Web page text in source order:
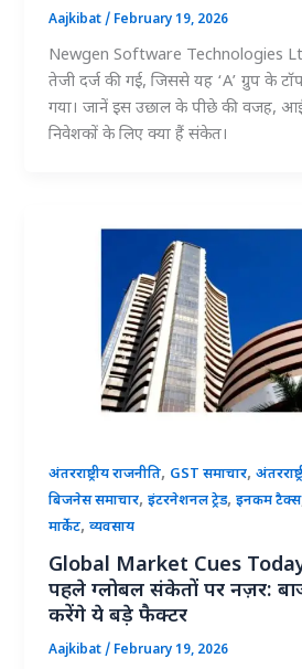
Aajkibat/ February 19, 2026
Newgen Software Technologies
तेजी दर्ज की गई, जिससे यह ‘A’ ग्रुप के
गया। जानें इस उछाल के पीछे की वजह,
निवेशकों के लिए क्या हैं संकेत।
अंतरराष्ट्रीय राजनीति, GST समाचार,
बिजनेस समाचार,इंटरनेशनल ट्रेड,इनकम टैक्स
मार्केट,व्यवसाय
Global Market Cues
पहले ग्लोबल संकेतों पर नज़र:
करेंगे ये बड़े फैक्टर
Aajkibat/ February 19, 2026